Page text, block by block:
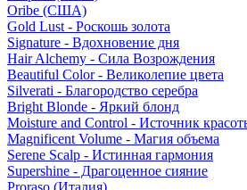
Oribe (США)
Gold Lust - Роскошь золота
Signature - Вдохновение дня
Hair Alchemy - Сила Возрождения
Beautiful Color - Великолепие цвета
Silverati - Благородство серебра
Bright Blonde - Яркий блонд
Moisture and Control - Источник
Magnificent Volume - Магия объема
Serene Scalp - Истинная гармония
Supershine - Драгоценное сияние
Proraso (Италия)